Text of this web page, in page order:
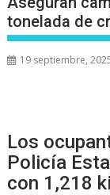
tonelada de
19 septiembre,
Los
Policía
con 1,218